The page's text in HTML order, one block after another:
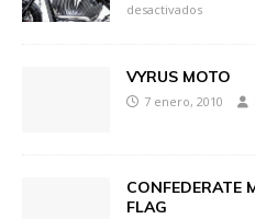
desactivados
VYRUS MOTO
7 enero, 2010
CONFEDERATE
FLAG